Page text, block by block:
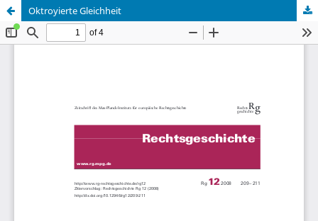
Oktroyierte Gleichheit